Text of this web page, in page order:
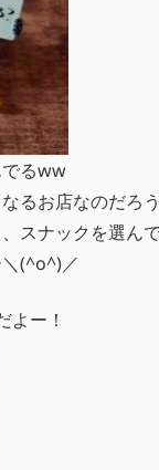
るww
るお店なのだろ
スナックを選ん
(^o^)／
ー！